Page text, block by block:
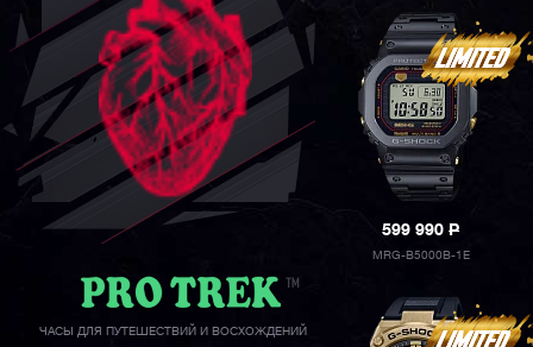
ЧАСЫ ДЛЯ ПУТЕШЕСТВИЙ И ВОСХОЖДЕНИЙ
599 990P
MRG-B5000B-1E